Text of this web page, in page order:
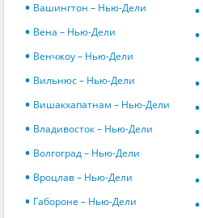
Вашингтон – Нью-Дели
Вена – Нью-Дели
Венчжоу – Нью-Дели
Вильнюс – Нью-Дели
Вишакхапатнам – Нью-Дели
Владивосток – Нью-Дели
Волгоград – Нью-Дели
Вроцлав – Нью-Дели
Габороне – Нью-Дели